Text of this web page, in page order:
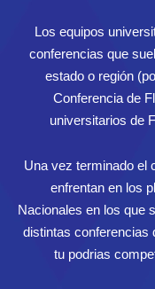
Los equipos
conferencias que
estado o región
Conferencia de
universitarios de
Una vez terminado el
enfrentan en los
Nacionales en los que
distintas conferencias
tu podrias